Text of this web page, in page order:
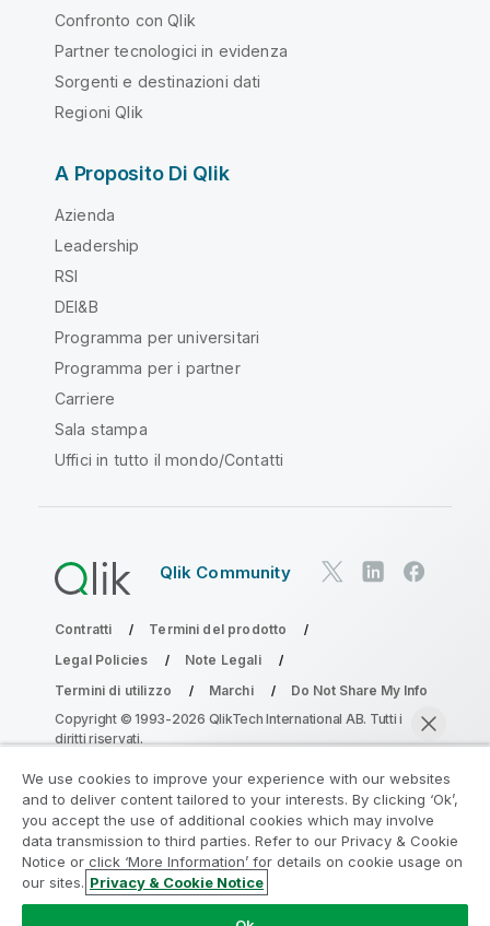
Confronto con Qlik
Partner tecnologici in evidenza
Sorgenti e destinazioni dati
Regioni Qlik
A Proposito Di Qlik
Azienda
Leadership
RSI
DEI&B
Programma per universitari
Programma per i partner
Carriere
Sala stampa
Uffici in tutto il mondo/Contatti
Qlik Community
Contratti
Termini del prodotto
Legal Policies
Note Legali
Termini di utilizzo
Marchi
Do Not Share My Info
Copyright © 1993-2026 QlikTech International AB. Tutti i
diritti riservati.
Partecipa al programma Analytics
Modernization
Modernizza senza compromettere le tue preziose app
We use cookies to improve your experience with our websites
and to deliver content tailored to your interests. By clicking ‘Ok’,
you accept the use of additional cookies which may involve
data transmission to third parties. Refer to our Privacy & Cookie
Notice or click ‘More Information’ for details on cookie usage on
our sites. Privacy & Cookie Notice